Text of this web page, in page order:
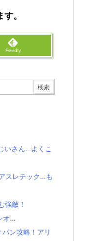
。
Feedly
いさん…よくこ
スレチック…も
強敵！
オ…
パン攻略！アリ